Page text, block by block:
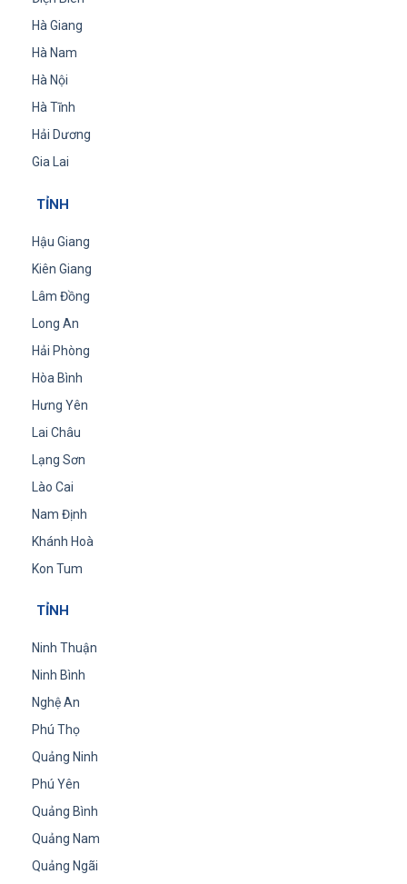
Hà Giang
Hà Nam
Hà Nội
Hà Tĩnh
Hải Dương
Gia Lai
TỈNH
Hậu Giang
Kiên Giang
Lâm Đồng
Long An
Hải Phòng
Hòa Bình
Hưng Yên
Lai Châu
Lạng Sơn
Lào Cai
Nam Định
Khánh Hoà
Kon Tum
TỈNH
Ninh Thuận
Ninh Bình
Nghệ An
Phú Thọ
Quảng Ninh
Phú Yên
Quảng Bình
Quảng Nam
Quảng Ngãi